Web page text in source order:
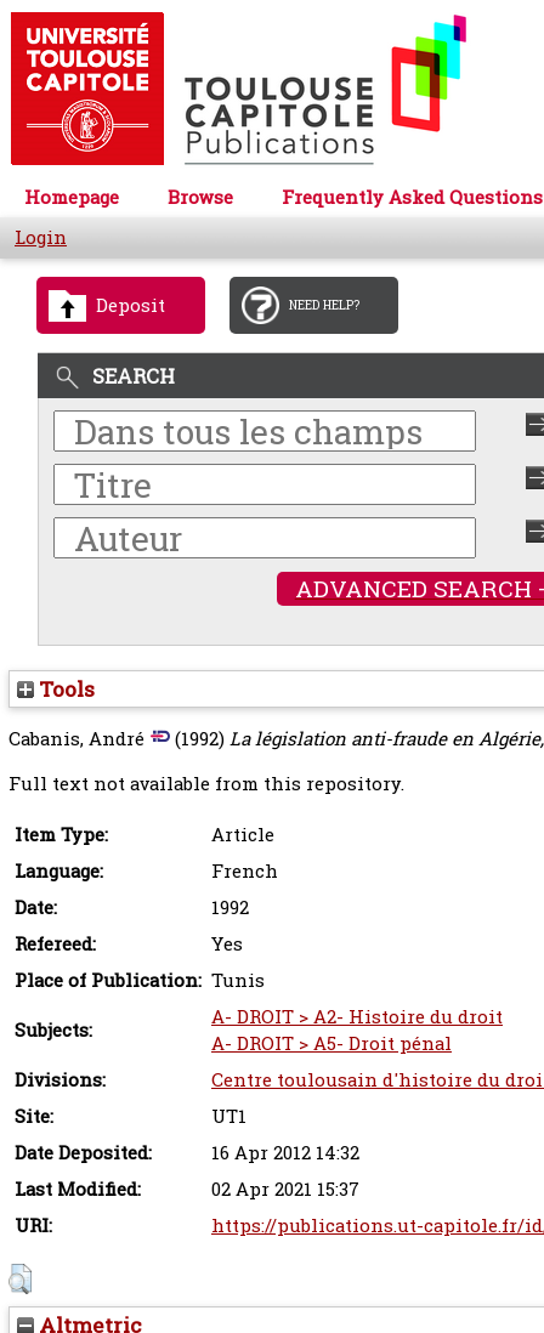
Homepage Browse
Frequently Asked Questions
Login
Deposit NEED HELP?
SEARCH
ADVANCED SEARCH
Tools
Cabanis, André (1992)La législation anti-fraude en
Full text not available from this repository.
Item Type:
Article
Language:
French
Date:
1992
Refereed:
Yes
Place of Publication: Tunis
Subjects:
A- DROIT > A2- Histoire du droit
A- DROIT > A5- Droit pénal
Divisions:
Centre toulousain d'histoire du
Site:
UT1
Date Deposited:
16 Apr 2012 14:32
Last Modified:
02 Apr 2021 15:37
URI:
https://publications.ut-capitole.fr/
Altmetric